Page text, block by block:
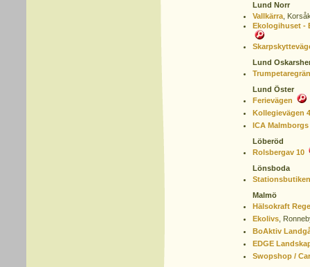
Lund Norr
Vallkärra
Ekologihuset -
Lund
Lund Öster
Ferievägen
Kollegievägen
ICA Malmborgs
Löberöd
Rolsbergav 10
Lönsboda
Stationsbutiken
Malmö
Hälsokraft
Ekolivs
BoAktiv
EDGE
Swopshop /